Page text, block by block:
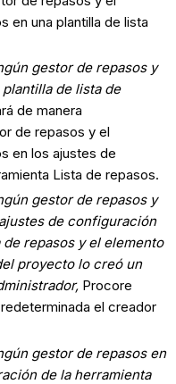
en una plantilla de lista
gestor de repasos y
de lista de
de manera
de repasos y el
en los ajustes de
Lista de repasos.
gestor de repasos y
de configuración
repasos y el elemento
proyecto lo creó un
Procore
el creador
gestor de repasos en
de la herramienta